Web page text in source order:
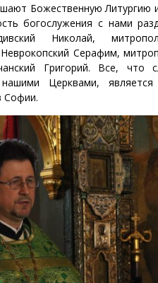
Божественную Литургию
богослужения с нами
Николай,
Серафим,
Григорий. Все, что
Церквами,
Софии.